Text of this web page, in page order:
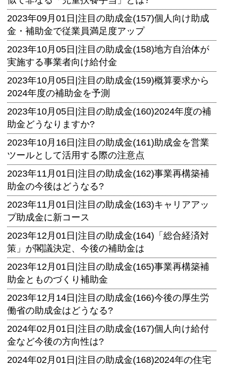
2023年09月01日| 注目の助成金(157)個人向け助成
金・補助金で従業員満足度アップ
2023年10月05日| 注目の助成金(158)地方自治体が
実施する事業者向け給付金
2023年10月05日| 注目の助成金(159)概算要求から
2024年度の補助金を予測
2023年10月05日| 注目の助成金(160)2024年度の補
助金どうなりますか?
2023年10月16日| 注目の助成金(161)助成金を営業
ツールとして活用する際の注意点
2023年11月01日| 注目の助成金(162)事業再構築補
助金の今後はどうなる?
2023年11月01日| 注目の助成金(163)キャリアアッ
プ助成金に新コース
2023年12月01日| 注目の助成金(164)「総合経済対
策」が閣議決定、今後の補助金は
2023年12月01日| 注目の助成金(165)事業再構築補
助金とものづくり補助金
2023年12月14日| 注目の助成金(166)今後の厚生労
働省の助成金はどうなる?
2024年02月01日| 注目の助成金(167)個人向け給付
金など今後の方向性は?
2024年02月01日| 注目の助成金(168)2024年の住宅